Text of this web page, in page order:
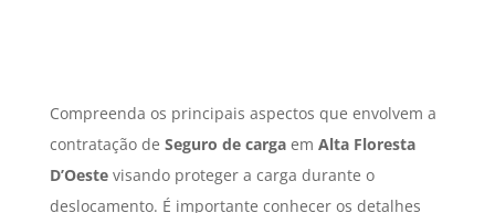
Compreenda os principais aspectos que envolvem a
contratação de Seguro de cargaem Alta Floresta
D’Oestevisando proteger a carga durante o
deslocamento. É importante conhecer os detalhes